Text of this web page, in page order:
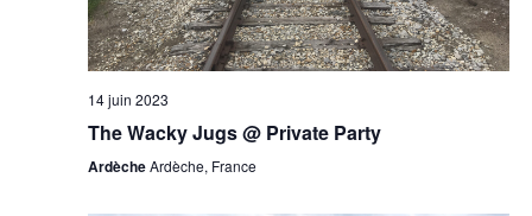
14 juin 2023
The Wacky Jugs @ Private Party
ArdècheArdèche, France